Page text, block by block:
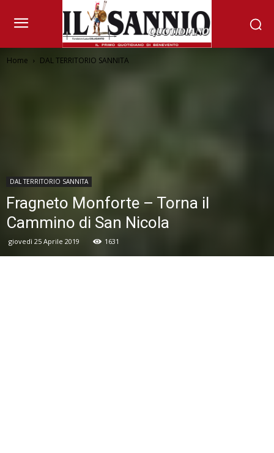
Home DAL TERRITORIO SANNITA
DAL TERRITORIO SANNITA
Fragneto Monforte – Torna il
Cammino di San Nicola
giovedì 25 Aprile 2019 1631